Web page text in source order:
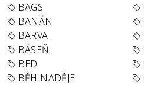
BAGS
BANÁN
BARVA
BÁSEŇ
BED
BĚH NADĚJE